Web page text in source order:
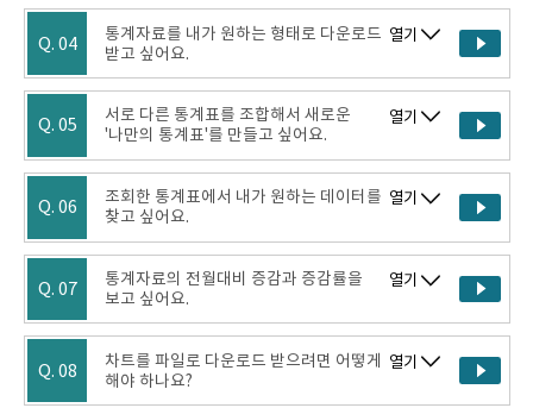
Q. 04
통계자료를 내가 원하는 형태로 다운로드
받고 싶어요.
열기
Q. 05
서로 다른 통계표를 조합해서 새로운
'나만의 통계표'를 만들고 싶어요.
열기
Q. 06
조회한 통계표에서 내가 원하는 데이터를
찾고 싶어요.
열기
Q. 07
통계자료의 전월대비 증감과 증감률을
보고 싶어요.
열기
Q. 08
차트를 파일로 다운로드 받으려면 어떻게
해야 하나요?
열기